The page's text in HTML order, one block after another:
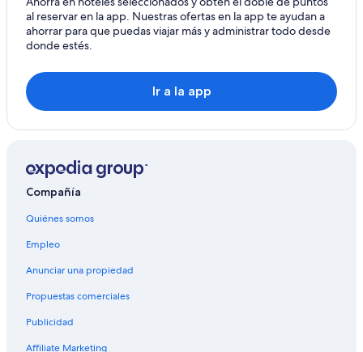
al reservar en la app. Nuestras ofertas en la app te ayudan a
ahorrar para que puedas viajar más y administrar todo desde
donde estés.
Ir a la app
Compañía
Quiénes somos
Empleo
Anunciar una propiedad
Propuestas comerciales
Publicidad
Affiliate Marketing